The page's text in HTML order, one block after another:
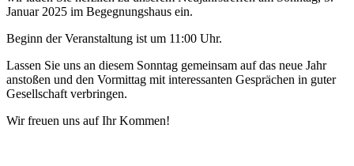
Januar 2025 im Begegnungshaus ein.
Beginn der Veranstaltung ist um 11:00 Uhr.
Lassen Sie uns an diesem Sonntag gemeinsam auf das neue Jahr
anstoßen und den Vormittag mit interessanten Gesprächen in guter
Gesellschaft verbringen.
Wir freuen uns auf Ihr Kommen!